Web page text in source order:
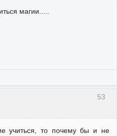
магии.....
53
учиться, то почему бы и не